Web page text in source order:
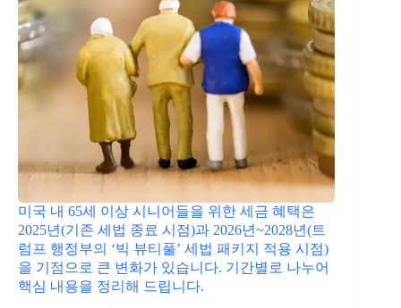
미국 내 65세 이상 시니어들을 위한 세금 혜택은
2025년(기존 세법 종료 시점)과 2026년~2028년(트
럼프 행정부의 ‘빅 뷰티풀’ 세법 패키지 적용 시점)
을 기점으로 큰 변화가 있습니다. 기간별로 나누어
핵심 내용을 정리해 드립니다.